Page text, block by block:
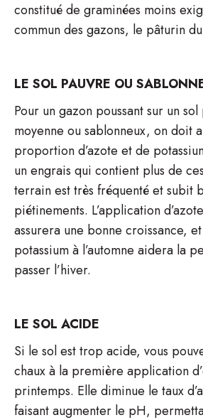
constitué de graminées moins
commun des gazons, le pâturin du
LE SOL PAUVRE OU
Pour un gazon poussant sur un
moyenne ou sablonneux, on doit
proportion d’azote et de
un engrais qui contient plus de
terrain est très fréquenté et subit
piétinements. L’application
assurera une bonne croissance,
potassium à l’automne aidera la
passer l’hiver.
LE SOL ACIDE
Si le sol est trop acide, vous
chaux à la première application
printemps. Elle diminue le taux
faisant augmenter le pH,